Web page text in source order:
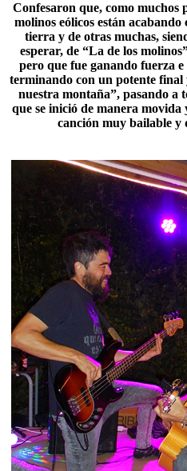
Confesaron que, como muchos
molinos eólicos están
tierra y de otras muchas,
esperar, de “La de los
pero que fue ganando fuerza
terminando con un potente
nuestra montaña”, pasando a
que se inició de manera
canción muy bailable y